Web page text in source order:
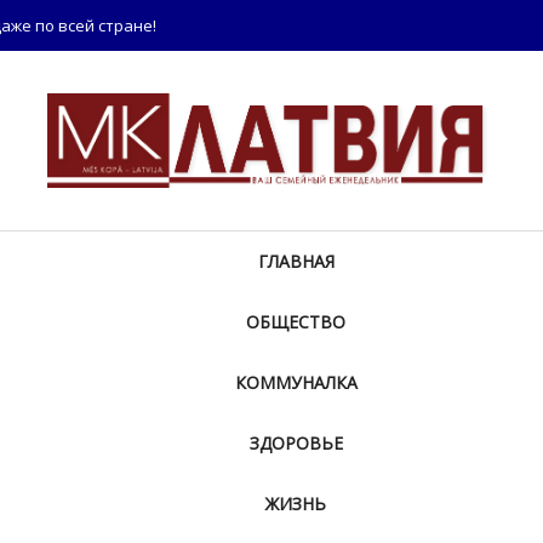
по всей стране!
ГЛАВНАЯ
ОБЩЕСТВО
КОММУНАЛКА
ЗДОРОВЬЕ
ЖИЗНЬ